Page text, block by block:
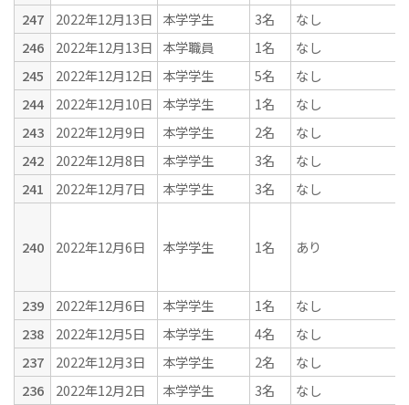
247
2022年12月13日 本学学生 3名
なし
246
2022年12月13日 本学職員 1名
なし
245
2022年12月12日 本学学生 5名
なし
244
2022年12月10日 本学学生 1名
なし
243
2022年12月9日 本学学生 2名
なし
242
2022年12月8日 本学学生 3名
なし
241
2022年12月7日 本学学生 3名 なし
240 2022年12月6日 本学学生 1名 あり
239 2022年12月6日 本学学生 1名
なし
238
2022年12月5日 本学学生 4名
なし
237
2022年12月3日 本学学生 2名
なし
236
2022年12月2日 本学学生 3名
なし